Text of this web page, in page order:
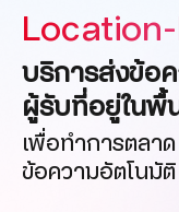
บริการส่งข้อ
ผู้รับที่อยู่ในพื้
เพื่อทำการตลา
ข้อความอัตโนมัติ